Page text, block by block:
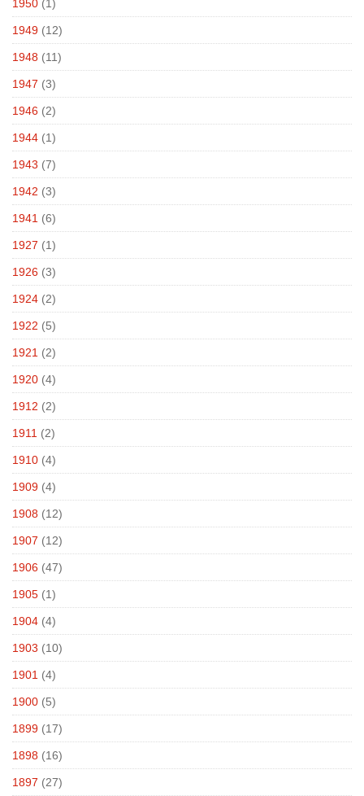
1950 (1)
1949 (12)
1948 (11)
1947 (3)
1946 (2)
1944 (1)
1943 (7)
1942 (3)
1941 (6)
1927 (1)
1926 (3)
1924 (2)
1922 (5)
1921 (2)
1920 (4)
1912 (2)
1911 (2)
1910 (4)
1909 (4)
1908 (12)
1907 (12)
1906 (47)
1905 (1)
1904 (4)
1903 (10)
1901 (4)
1900 (5)
1899 (17)
1898 (16)
1897 (27)